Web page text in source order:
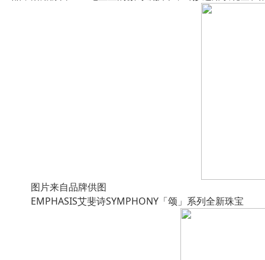
图片来自品牌供图
EMPHASIS艾斐诗SYMPHONY「颂」系列全新珠宝